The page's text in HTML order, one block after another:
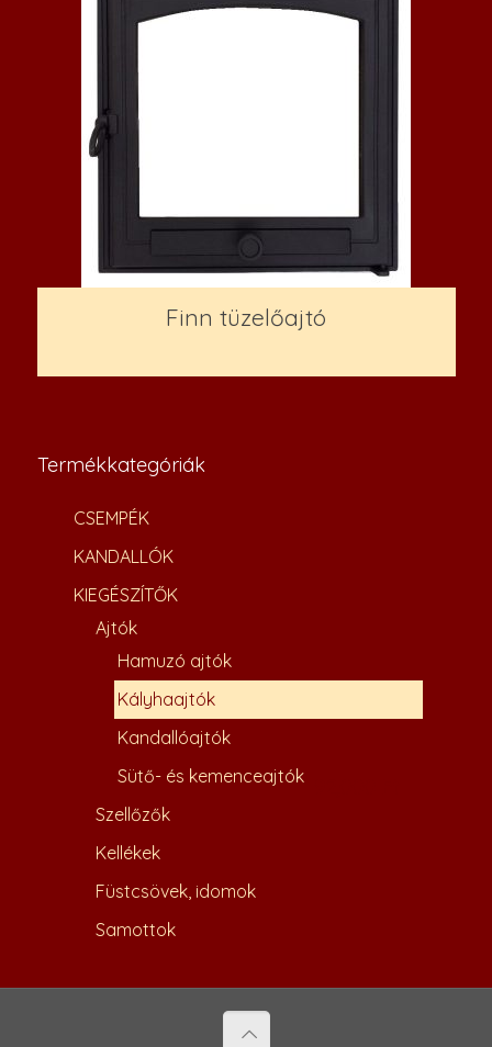
Finn tüzelőajtó
Termékkategóriák
CSEMPÉK
KANDALLÓK
KIEGÉSZÍTŐK
Ajtók
Hamuzó ajtók
Kályhaajtók
Kandallóajtók
Sütő- és kemenceajtók
Szellőzők
Kellékek
Füstcsövek, idomok
Samottok